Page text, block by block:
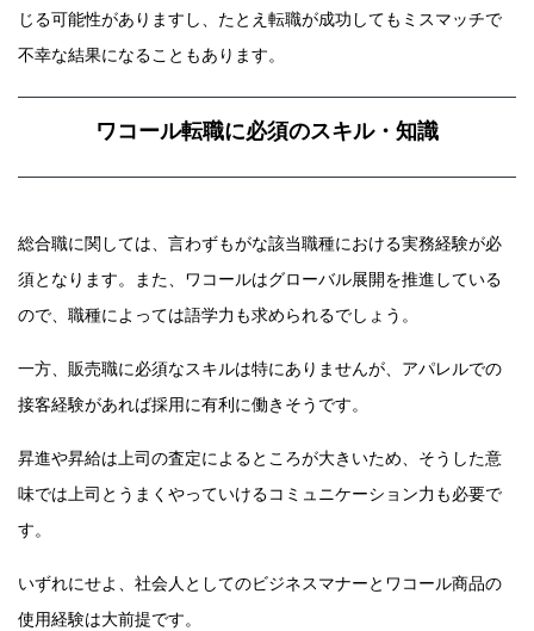
じる可能性がありますし、たとえ転職が成功してもミスマッチで
不幸な結果になることもあります。
ワコール転職に必須のスキル・知識
総合職に関しては、言わずもがな該当職種における実務経験が必
須となります。また、ワコールはグローバル展開を推進している
ので、職種によっては語学力も求められるでしょう。
一方、販売職に必須なスキルは特にありませんが、アパレルでの
接客経験があれば採用に有利に働きそうです。
昇進や昇給は上司の査定によるところが大きいため、そうした意
味では上司とうまくやっていけるコミュニケーション力も必要で
す。
いずれにせよ、社会人としてのビジネスマナーとワコール商品の
使用経験は大前提です。